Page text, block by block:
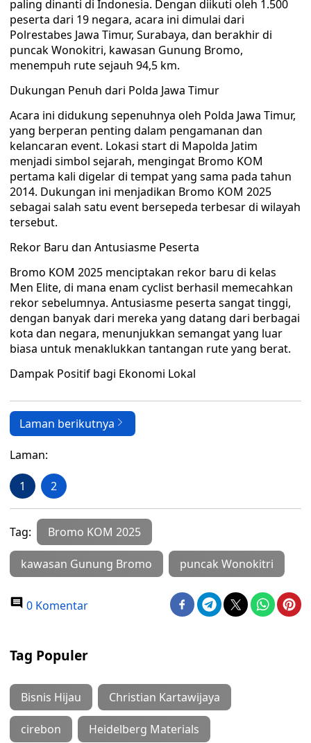
paling dinanti di Indonesia. Dengan diikuti oleh 1.500
peserta dari 19 negara, acara ini dimulai dari
Polrestabes Jawa Timur, Surabaya, dan berakhir di
puncak Wonokitri, kawasan Gunung Bromo,
menempuh rute sejauh 94,5 km.
Dukungan Penuh dari Polda Jawa Timur
Acara ini didukung sepenuhnya oleh Polda Jawa Timur,
yang berperan penting dalam pengamanan dan
kelancaran event. Lokasi start di Mapolda Jatim
menjadi simbol sejarah, mengingat Bromo KOM
pertama kali digelar di tempat yang sama pada tahun
2014. Dukungan ini menjadikan Bromo KOM 2025
sebagai salah satu event bersepeda terbesar di wilayah
tersebut.
Rekor Baru dan Antusiasme Peserta
Bromo KOM 2025 menciptakan rekor baru di kelas
Men Elite, di mana enam cyclist berhasil memecahkan
rekor sebelumnya. Antusiasme peserta sangat tinggi,
dengan banyak dari mereka yang datang dari berbagai
kota dan negara, menunjukkan semangat yang luar
biasa untuk menaklukkan tantangan rute yang berat.
Dampak Positif bagi Ekonomi Lokal
Laman berikutnya
Laman:
1 2
Tag: Bromo KOM 2025
kawasan Gunung Bromo puncak Wonokitri
0 Komentar
Tag Populer
Bisnis Hijau Christian Kartawijaya
cirebon Heidelberg Materials